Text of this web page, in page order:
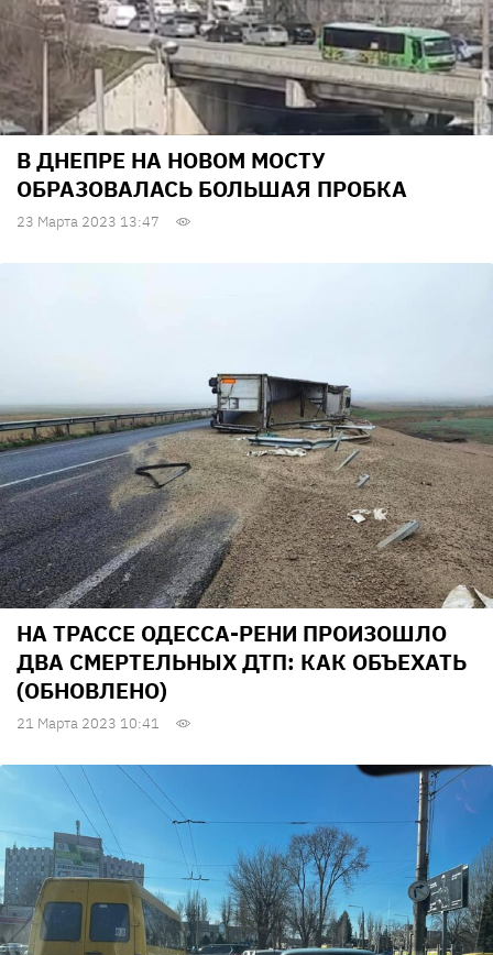
В ДНЕПРЕ НА НОВОМ МОСТУ
ОБРАЗОВАЛАСЬ БОЛЬШАЯ ПРОБКА
23 Марта 2023 13:47
НА ТРАССЕ ОДЕССА-РЕНИ ПРОИЗОШЛО
ДВА СМЕРТЕЛЬНЫХ ДТП: КАК ОБЪЕХАТЬ
(ОБНОВЛЕНО)
21 Марта 2023 10:41